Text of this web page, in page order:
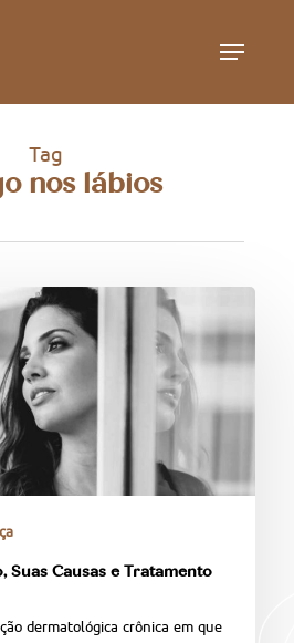
Menu
Tag
nos lábios
Suas Causas e Tratamento
dermatológica crônica em que